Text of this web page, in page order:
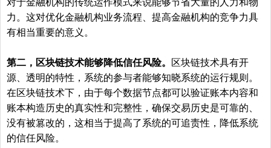
力。这对优化金融机构业务流程、提高金融机构的竞争力具
有相当重要的意义。
第二，区块链技术能够降低信任风险。
区块链技术具有开
源、透明的特性，系统的参与者能够知晓系统的运行规则。
在区块链技术下，由于每个数据节点都可以验证账本内容和
账本构造历史的真实性和完整性，确保交易历史是可靠的、
没有被篡改的，这相当于提高了系统的可追责性，降低系统
的信任风险。